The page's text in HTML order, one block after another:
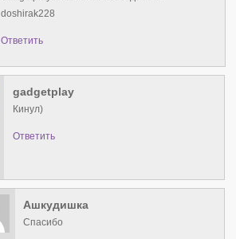
doshirak228
Ответить
gadgetplay
Кинул)
Ответить
Ашкудишка
Спасибо